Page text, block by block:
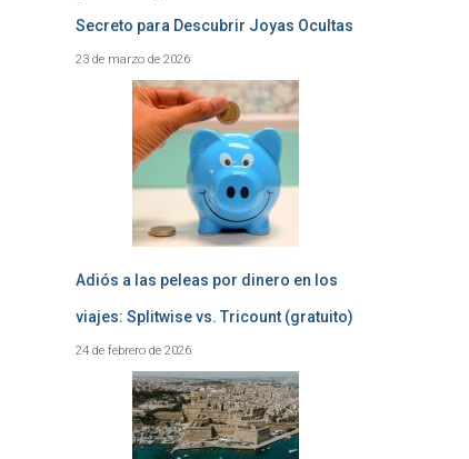
Secreto para Descubrir Joyas Ocultas
23 de marzo de 2026
Adiós a las peleas por dinero en los
viajes: Splitwise vs. Tricount (gratuito)
24 de febrero de 2026